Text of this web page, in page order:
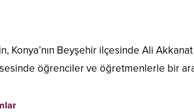
Konya’nın Beyşehir ilçesinde Ali
öğrenciler ve öğretmenlerle bir